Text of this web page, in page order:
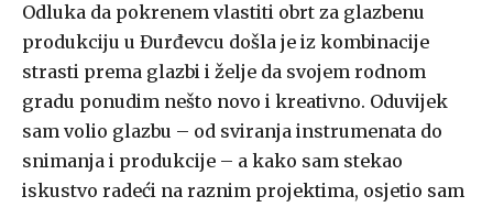
Odluka da pokrenem vlastiti obrt za glazbenu
produkciju u Đurđevcu došla je iz kombinacije
strasti prema glazbi i želje da svojem rodnom
gradu ponudim nešto novo i kreativno. Oduvijek
sam volio glazbu – od sviranja instrumenata do
snimanja i produkcije – a kako sam stekao
iskustvo radeći na raznim projektima, osjetio sam